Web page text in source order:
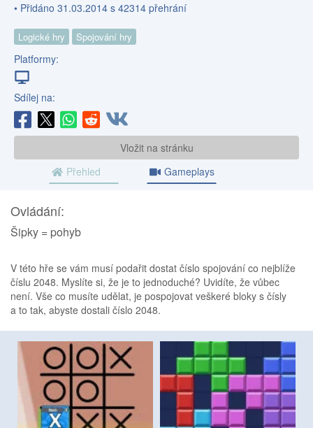
• Přidáno 31.03.2014 s 42314 přehrání
Logické hry Spojování hry
Platformy:
Sdílej na:
Vložit na stránku
Přehled
Gameplays
Ovládání:
Šipky = pohyb
V této hře se vám musí podařit dostat číslo spojování co nejblíže
číslu 2048. Myslíte si, že je to jednoduché? Uvidíte, že vůbec
není. Vše co musíte udělat, je pospojovat veškeré bloky s čísly
a to tak, abyste dostali číslo 2048.